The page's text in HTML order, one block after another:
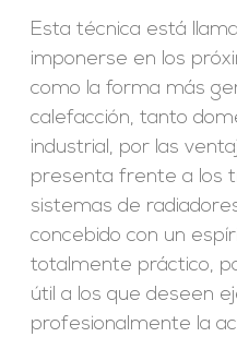
Esta técnica está
imponerse en los
como la forma más
calefacción, tanto
industrial, por las
presenta frente a los
sistemas de
concebido con un
totalmente práctico,
útil a los que deseen
profesionalmente la